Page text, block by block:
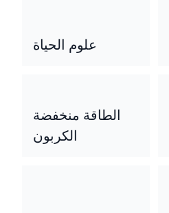
علوم الحياة
الطاقة منخفضة
الكربون